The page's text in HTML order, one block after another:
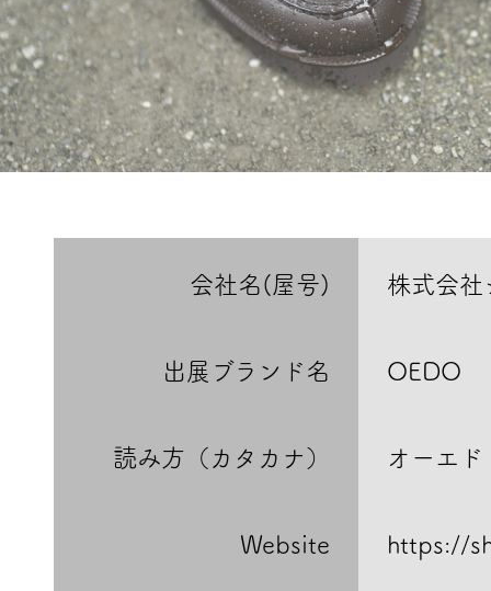
会社名(屋号) 株式会社
出展ブランド名 OEDO
読み方（カタカナ） オーエド
Website https://